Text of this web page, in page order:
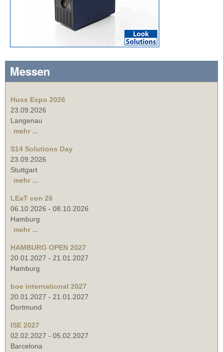
Messen
Huss Expo 2026
23.09.2026
Langenau
mehr ...
S14 Solutions Day
23.09.2026
Stuttgart
mehr ...
LEaT con 26
06.10.2026 - 08.10.2026
Hamburg
mehr ...
HAMBURG OPEN 2027
20.01.2027 - 21.01.2027
Hamburg
boe international 2027
20.01.2027 - 21.01.2027
Dortmund
ISE 2027
02.02.2027 - 05.02.2027
Barcelona